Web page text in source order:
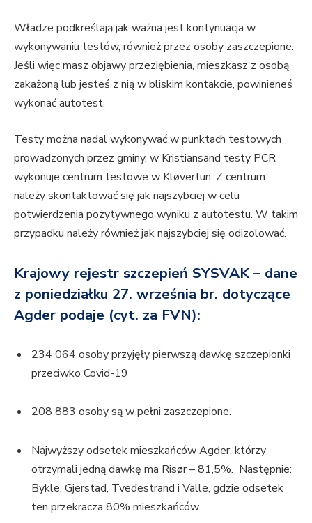
Władze podkreślają jak ważna jest kontynuacja w
wykonywaniu testów, również przez osoby zaszczepione.
Jeśli więc masz objawy przeziębienia, mieszkasz z osobą
zakażoną lub jesteś z nią w bliskim kontakcie, powinieneś
wykonać autotest.
Testy można nadal wykonywać w punktach testowych
prowadzonych przez gminy, w Kristiansand testy PCR
wykonuje centrum testowe w Kløvertun. Z centrum
należy skontaktować się jak najszybciej w celu
potwierdzenia pozytywnego wyniku z autotestu. W takim
przypadku należy również jak najszybciej się odizolować.
Krajowy rejestr szczepień SYSVAK – dane
z poniedziałku 27. września br. dotyczące
Agder podaje (cyt. za FVN):
234 064 osoby przyjęły pierwszą dawkę szczepionki
przeciwko Covid-19
208 883 osoby są w pełni zaszczepione.
Najwyższy odsetek mieszkańców Agder, którzy
otrzymali jedną dawkę ma Risør – 81,5%. Następnie:
Bykle, Gjerstad, Tvedestrand i Valle, gdzie odsetek
ten przekracza 80% mieszkańców.